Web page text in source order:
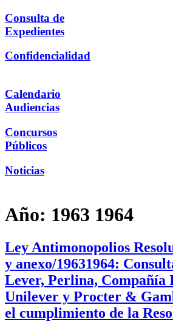
Consulta de
Expedientes
Confidencialidad
Calendario
Audiencias
Concursos
Públicos
Noticias
Año: 1963 1964
Ley Antimonopolios
y anexo/19631964:
Lever, Perlina, Compañía
Unilever y Procter &
el cumplimiento de la